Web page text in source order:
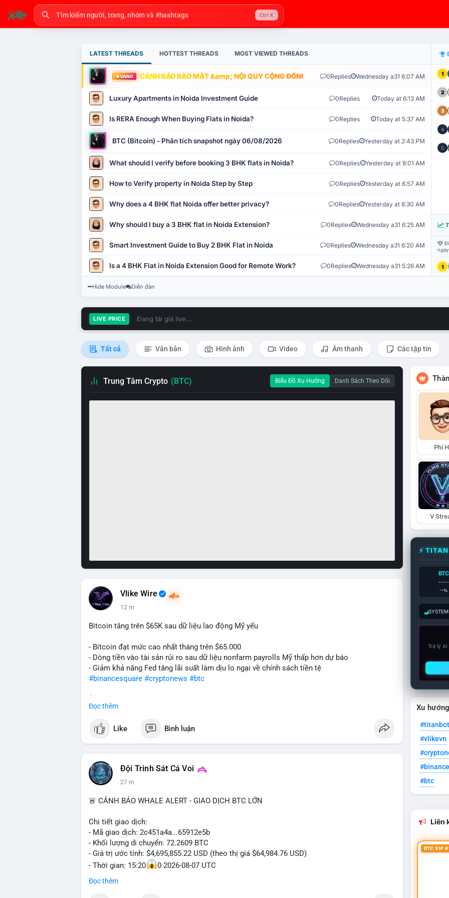
Ctrl K
LATEST THREADS HOTTEST THREADS MOST VIEWED THREADS
VÀNG CẢNH BÁO BẢO MẬT &amp; NỘI QUY CỘNG ĐỒNG VLIKE.VN: HỆ THỐNG GIÁM SÁT TỰ
0Replies Wednesday a31 6:07 AM
Luxury Apartments in Noida Investment Guide 0Replies Today at 6:13 AM
Is RERA Enough When Buying Flats in Noida? 0Replies Today at 5:37 AM
BTC (Bitcoin) - Phân tích snapshot ngày 06/08/2026 0Replies Yesterday at 2:43 PM
What should I verify before booking 3 BHK flats in Noida? 0Replies Yesterday at 8:01 AM
How to Verify property in Noida Step by Step 0Replies Yesterday at 6:57 AM
Why does a 4 BHK flat Noida offer better privacy? 0Replies Yesterday at 6:30 AM
Why should I buy a 3 BHK flat in Noida Extension? 0Replies Wednesday a31 6:25 AM
Smart Investment Guide to Buy 2 BHK Flat in Noida 0Replies Wednesday a31 6:20 AM
Is a 4 BHK Flat in Noida Extension Good for Remote Work? 0Replies Wednesday a31 5:26 AM
1
2
3
4
5
1
Hide Module Diễn đàn
LIVE PRICE Đang tải giá live...
Tất cả Văn bản Hình ảnh Video Âm thanh Các tập tin
Trung Tâm Crypto (BTC) Biểu Đồ Xu Hướng Danh Sách Theo Dõi
Vlike Wire
12 m
Bitcoin tăng trên $65K sau dữ liệu lao động Mỹ yếu
- Bitcoin đạt mức cao nhất tháng trên $65.000
- Dòng tiền vào tài sản rủi ro sau dữ liệu nonfarm payrolls Mỹ thấp hơn dự báo
- Giảm khả năng Fed tăng lãi suất làm dịu lo ngại về chính sách tiền tệ
#binancesquare #cryptonews #btc
📰 Nguồn: Cointelegraph
Đọc thêm
Like Bình luận
Đội Trinh Sát Cá Voi
27 m
🚨 CẢNH BÁO WHALE ALERT - GIAO DỊCH BTC LỚN
Chi tiết giao dịch:
- Mã giao dịch: 2c451a4a...65912e5b
- Khối lượng di chuyển: 72.2609 BTC
- Giá trị ước tính: $4,695,855.22 USD (theo thị giá $64,984.76 USD)
- Thời gian: 15:20
0 2026-08-07 UTC
Nhận định phân tích hành vi của Cá voi dựa trên giao dịch này: Lượng BTC trị giá gần 4,7
Đọc thêm
Phí
V
⚡
BTC
--%
Trợ lý
Xu
#titanbot
#vlikevn
#btc
Liên
BTC VIP